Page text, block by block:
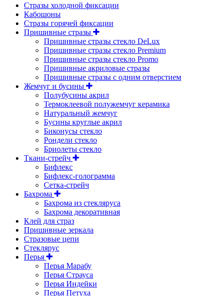
Стразы холодной фиксации
Кабошоны
Стразы горячей фиксации
Пришивные стразы
Пришивные стразы стекло DeLux
Пришивные стразы стекло Premium
Пришивные стразы стекло Promo
Пришивные акриловые стразы
Пришивные стразы с одним отверстием
Жемчуг и бусины
Полубусины акрил
Термоклеевой полужемчуг керамика
Натуральный жемчуг
Бусины круглые акрил
Биконусы стекло
Рондели стекло
Бриолеты стекло
Ткани-стрейч
Бифлекс
Бифлекс-голограмма
Сетка-стрейч
Бахрома
Бахрома из стекляруса
Бахрома декоративная
Клей для страз
Пришивные зеркала
Cтразовые цепи
Стеклярус
Перья
Перья Марабу
Перья Страуса
Перья Индейки
Перья Петуха